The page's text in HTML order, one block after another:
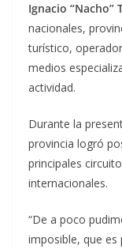
Ignacio “Nacho”
nacionales,
turístico,
medios
actividad.
Durante la
provincia logró
principales
internacionales.
“De a poco
imposible, que